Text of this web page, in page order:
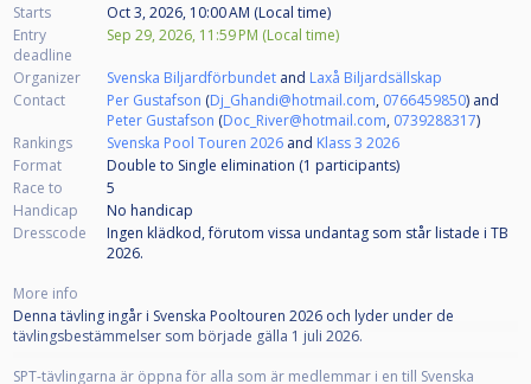
Starts
Oct 3, 2026, 10:00 AM (Local time)
Entry
deadline
Sep 29, 2026, 11:59 PM (Local time)
Organizer Svenska Biljardförbundet and Laxå Biljardsällskap
Contact
Per Gustafson (Dj_Ghandi@hotmail.com, 0766459850) and
Peter Gustafson (Doc_River@hotmail.com, 0739288317)
Rankings
Svenska Pool Touren 2026 and Klass 3 2026
Format
Double to Single elimination (1 participants)
Race to
5
Handicap
No handicap
Dresscode
Ingen klädkod, förutom vissa undantag som står listade i TB
2026.
More info
Denna tävling ingår i Svenska Pooltouren 2026 och lyder under de
tävlingsbestämmelser som började gälla 1 juli 2026.
SPT-tävlingarna är öppna för alla som är medlemmar i en till Svenska